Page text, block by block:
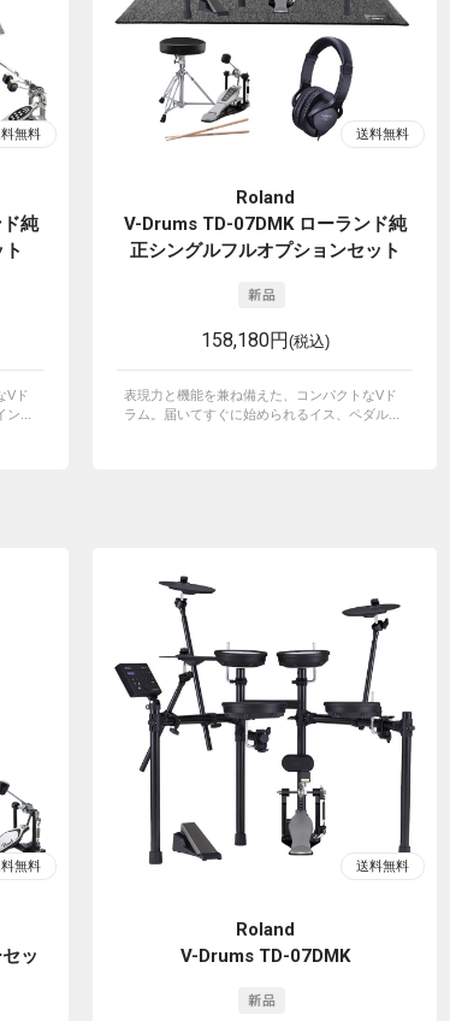
純
Vド
...
Roland
V-Drums TD-07DMK ローランド純
正シングルフルオプションセット
158,180円(税込)
表現力と機能を兼ね備えた、コンパクトなVド
ラム。届いてすぐに始められるイス、ペダル...
ッ
Roland
V-Drums TD-07DMK